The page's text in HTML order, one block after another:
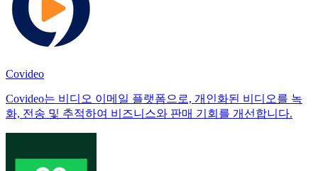
Covideo
Covideo는 비디오 이메일 플랫폼으로, 개인화된 비디오를 녹
화, 전송 및 추적하여 비즈니스와 판매 기회를 개선합니다.